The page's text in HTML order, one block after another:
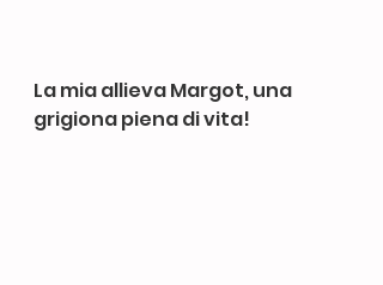
La mia allieva Margot, una
grigiona piena di vita!